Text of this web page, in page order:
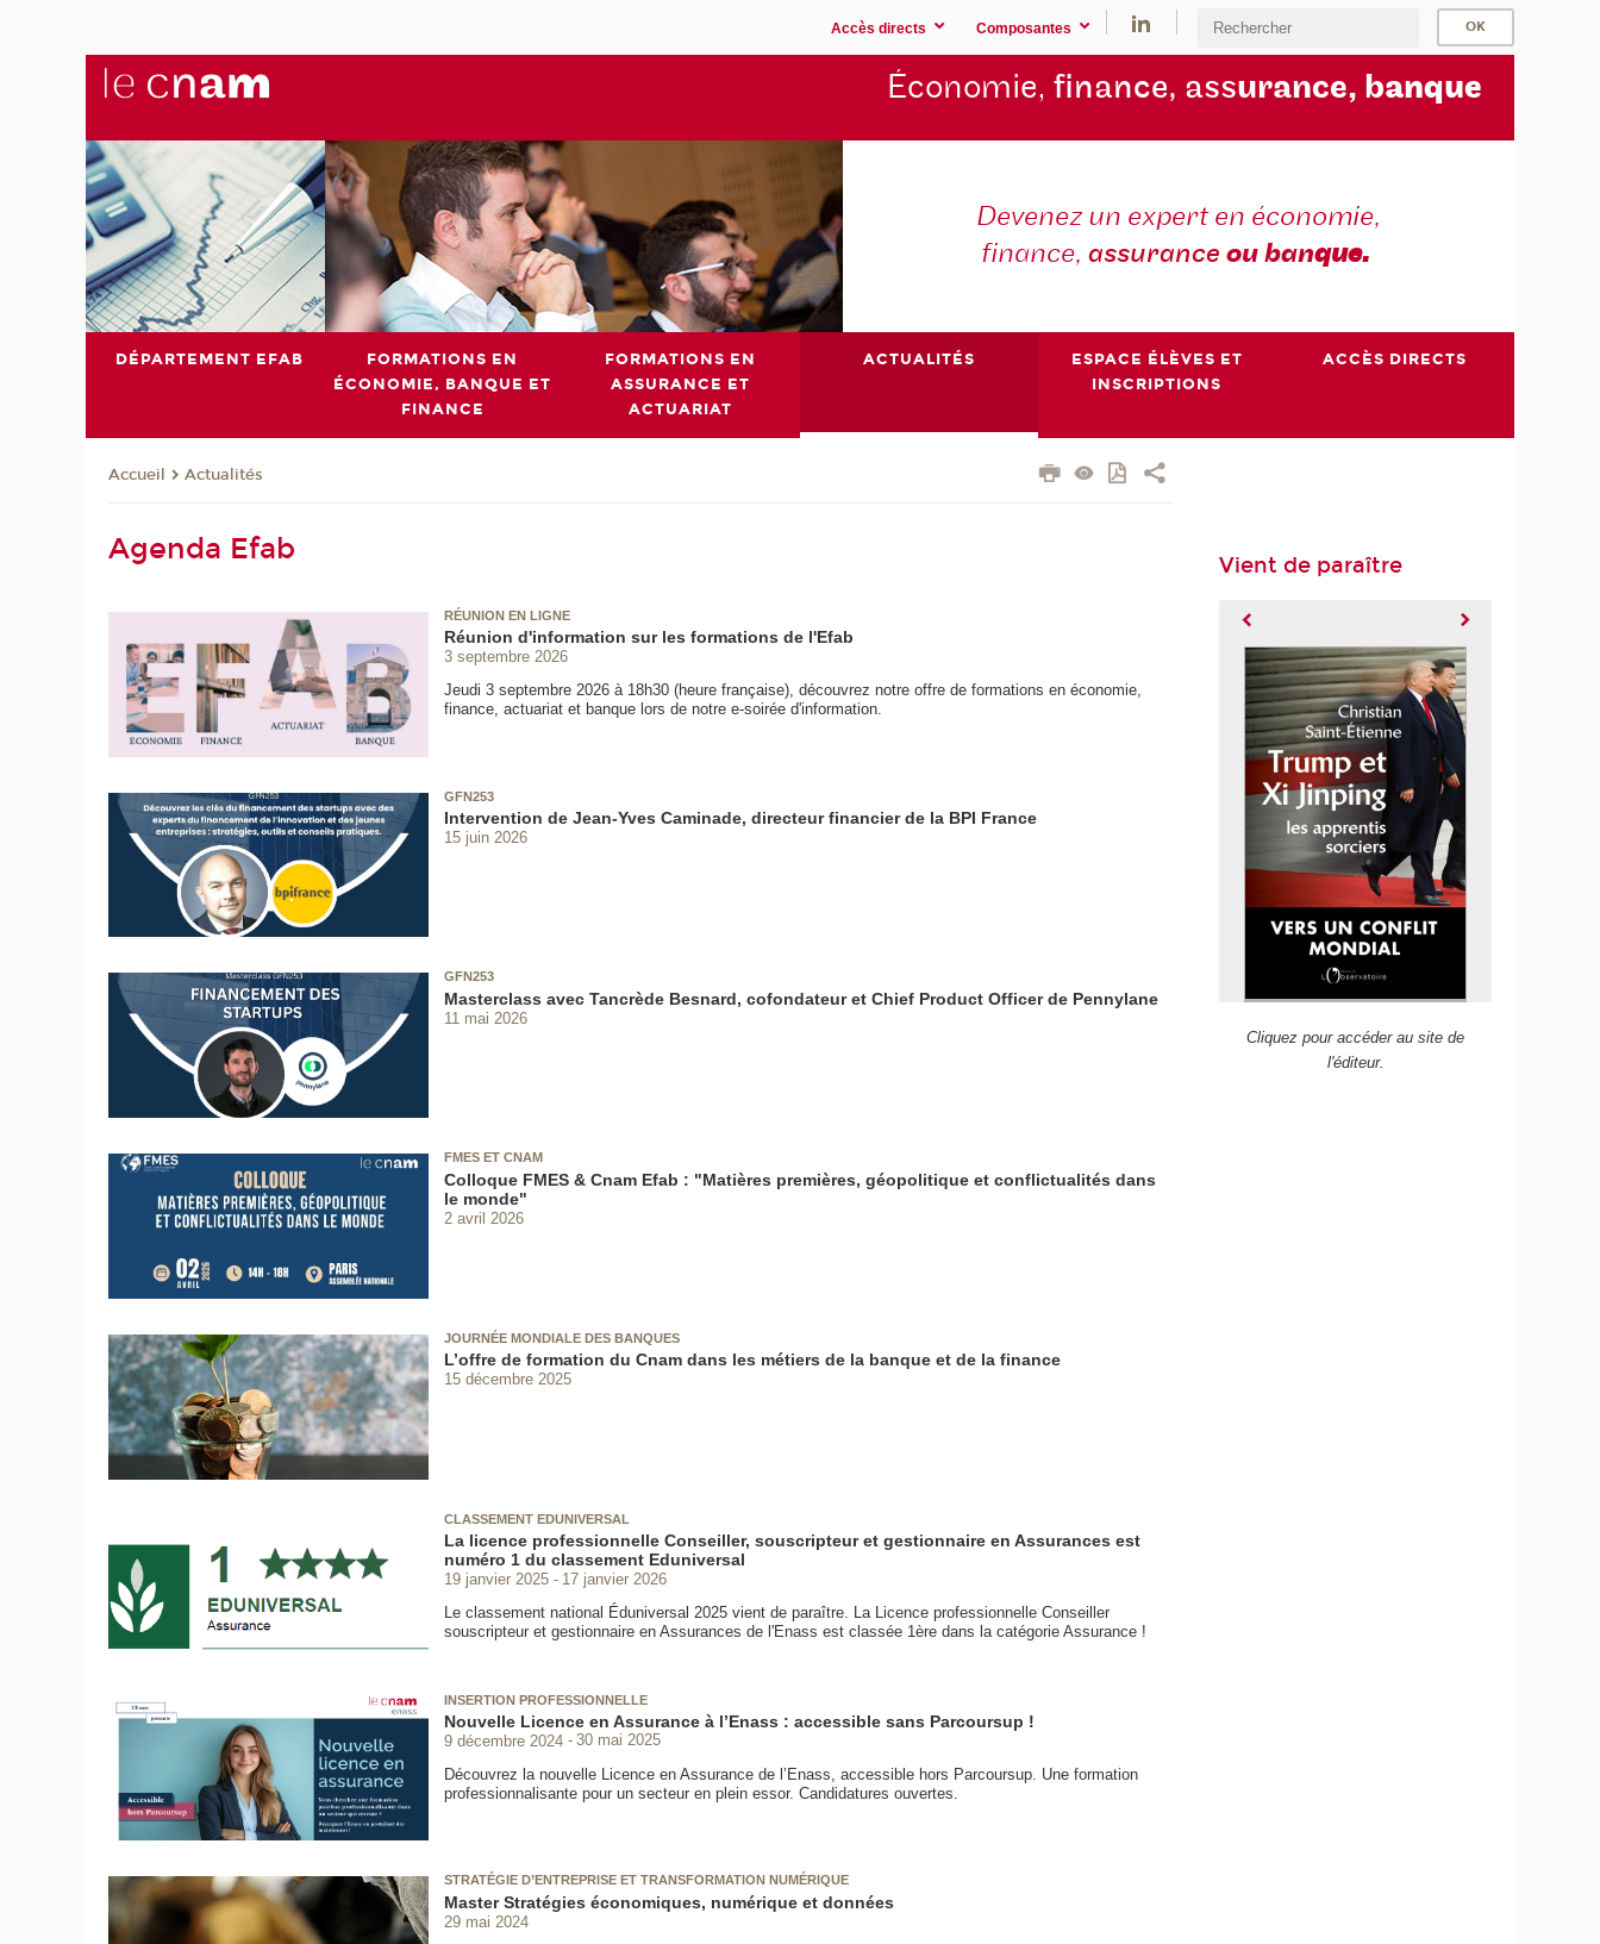
Accès directs Composantes
Économie, finance, assurance, banque
Devenez un expert en économie,
finance, assurance ou banque.
DÉPARTEMENT EFAB
FORMATIONS EN
ÉCONOMIE, BANQUE ET
FINANCE
FORMATIONS EN
ASSURANCE ET
ACTUARIAT
ACTUALITÉS
ESPACE ÉLÈVES ET
INSCRIPTIONS
ACCÈS DIRECTS
Accueil Actualités
Agenda Efab
RÉUNION EN LIGNE
Réunion d'information sur les formations de l'Efab
3 septembre 2026
Jeudi 3 septembre 2026 à 18h30 (heure française), découvrez notre offre de formations en économie,
finance, actuariat et banque lors de notre e-soirée d'information.
GFN253
Intervention de Jean-Yves Caminade, directeur financier de la BPI France
15 juin 2026
GFN253
Masterclass avec Tancrède Besnard, cofondateur et Chief Product Officer de Pennylane
11 mai 2026
FMES ET CNAM
Colloque FMES & Cnam Efab : "Matières premières, géopolitique et conflictualités dans
le monde"
2 avril 2026
JOURNÉE MONDIALE DES BANQUES
L’offre de formation du Cnam dans les métiers de la banque et de la finance
15 décembre 2025
CLASSEMENT EDUNIVERSAL
La licence professionnelle Conseiller, souscripteur et gestionnaire en Assurances est
numéro 1 du classement Eduniversal
19 janvier 2025
17 janvier 2026
Le classement national Éduniversal 2025 vient de paraître. La Licence professionnelle Conseiller
souscripteur et gestionnaire en Assurances de l'Enass est classée 1ère dans la catégorie Assurance !
INSERTION PROFESSIONNELLE
Nouvelle Licence en Assurance à l’Enass : accessible sans Parcoursup !
9 décembre 2024
30 mai 2025
Découvrez la nouvelle Licence en Assurance de l’Enass, accessible hors Parcoursup. Une formation
professionnalisante pour un secteur en plein essor. Candidatures ouvertes.
STRATÉGIE D’ENTREPRISE ET TRANSFORMATION NUMÉRIQUE
Master Stratégies économiques, numérique et données
29 mai 2024
Vient de paraître
Cliquez pour accéder au site de
l'éditeur.